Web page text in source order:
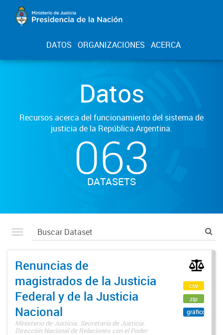
DATOS ORGANIZACIONES ACERCA
Datos
Recursos acerca del funcionamiento del sistema de
justicia de la República Argentina.
063
DATASETS
Renuncias de
magistrados de la Justicia
Federal y de la Justicia
Nacional
Ministerio de Justicia. Secretaría de Justicia.
Dirección Nacional de Relaciones con el Poder
csv
zip
gráfico